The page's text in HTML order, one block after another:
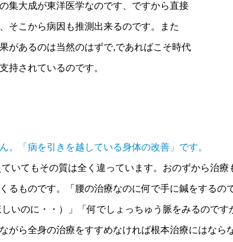
集大成が東洋医学なのです、ですから直接
そこから病因も推測出来るのです。また
があるのは当然のはずで,であればこそ時代
持されているのです。
「病を引きを越している身体の改善」です。
いてもその質は全く違っています。おのずから治
るものです。「腰の治療なのに何で手に鍼をするの
いのに・・）」「何でしょっちゅう脈をみるので
がら全身の治療をすすめなければ根本治療にはなら